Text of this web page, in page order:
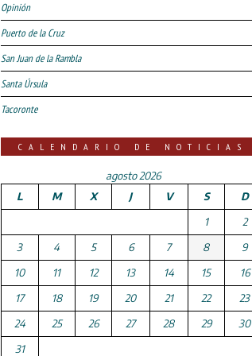
Opinión
Puerto de la Cruz
San Juan de la Rambla
Santa Úrsula
Tacoronte
CALENDARIO DE NOTICIAS
agosto 2026
L
M X J V S
D
1
2
3
4 5 6 7 8
9
10
11 12 13 14 15
16
17
18 19 20 21 22
23
24
25 26 27 28 29
30
31